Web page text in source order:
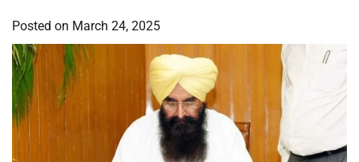
Posted on March 24, 2025